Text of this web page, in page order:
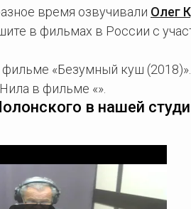
время озвучивали Олег
в фильмах в России с
«Безумный куш (2018)».
в фильме «».
в нашей